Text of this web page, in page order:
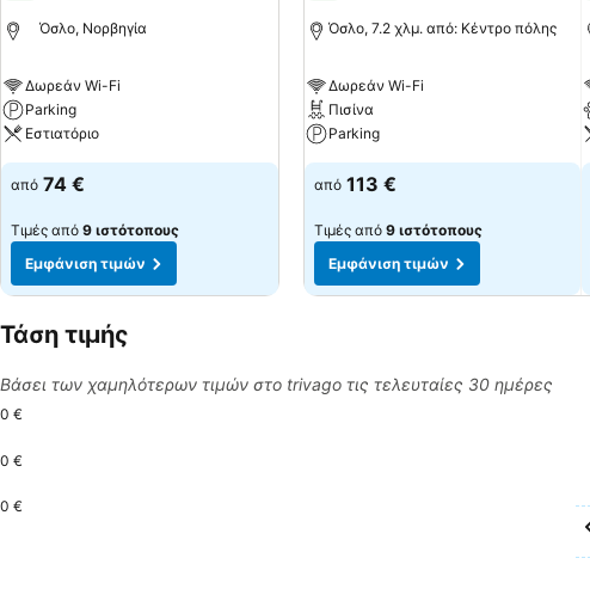
Όσλο, Νορβηγία
Δωρεάν Wi-Fi
Parking
Εστιατόριο
από 74 €
Τιμές από 9 ιστότοπους
Εμφάνιση τιμών
Όσλο, 7.2 χλμ. από: Κέντρο πόλης
Δωρεάν Wi-Fi
Πισίνα
Parking
από 113 €
Τιμές από 9 ιστότοπους
Εμφάνιση τιμών
Τάση τιμής
Βάσει των χαμηλότερων τιμών στο trivago τις τελευταίες 30 ημέρες
0 €
0 €
0 €